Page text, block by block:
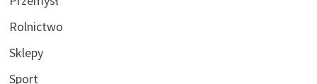
Rolnictwo
Sklepy
Sport